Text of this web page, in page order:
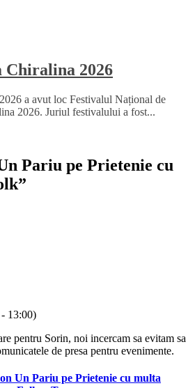
2026
a avut loc Festivalul Național de
2026. Juriul festivalului a fost...
Pariu pe Prietenie cu
”
13:00)
pentru Sorin, noi incercam sa evitam sa
de presa pentru evenimente.
Un Pariu pe Prietenie cu multa